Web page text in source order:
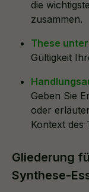
die
zusammen.
These
Gültigkeit
Geben Sie
oder
Kontext des
Gliederung
Synthese-